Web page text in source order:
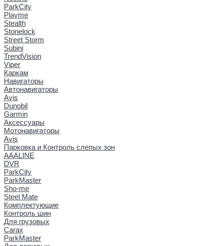
ParkCity
Playme
Stealth
Stonelock
Street Storm
Subini
TrendVision
Viper
Каркам
Навигаторы
Автонавигаторы
Avis
Dunobil
Garmin
Аксессуары
Мотонавигаторы
Avis
Парковка и Контроль слепых зон
AAALINE
DVR
ParkCity
ParkMaster
Sho-me
Steel Mate
Комплектующие
Контроль шин
Для грузовых
Carax
ParkMaster